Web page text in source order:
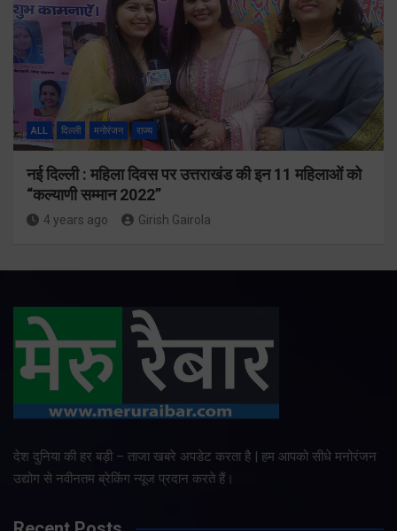
ALL दिल्ली मनोरंजन राज्य
नई दिल्ली : महिला दिवस पर उत्तराखंड की इन 11 महिलाओं को
“कल्याणी सम्मान 2022”
4 years ago Girish Gairola
देश दुनिया की हर बड़ी – ताजा खबरे अपडेट करता है | हम आपको सीधे मनोरंजन
उद्योग से नवीनतम ब्रेकिंग न्यूज प्रदान करते हैं।